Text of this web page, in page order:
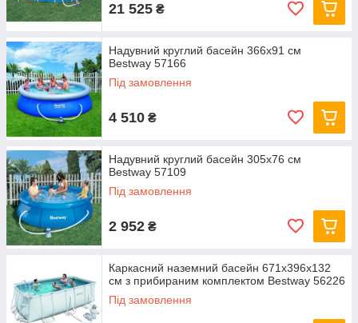
21 525 ₴
Надувний круглий басейн 366х91 см
Bestway 57166
Під замовлення
4 510 ₴
Надувний круглий басейн 305х76 см
Bestway 57109
Під замовлення
2 952 ₴
Каркасний наземний басейн 671x396x132
см з прибираним комплектом Bestway 56226
Під замовлення